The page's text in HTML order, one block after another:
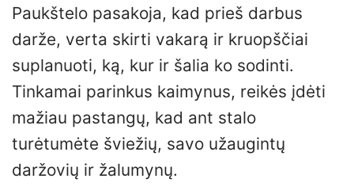
Paukštelo pasakoja, kad prieš darbus
darže, verta skirti vakarą ir kruopščiai
suplanuoti, ką, kur ir šalia ko sodinti.
Tinkamai parinkus kaimynus, reikės įdėti
mažiau pastangų, kad ant stalo
turėtumėte šviežių, savo užaugintų
daržovių ir žalumynų.